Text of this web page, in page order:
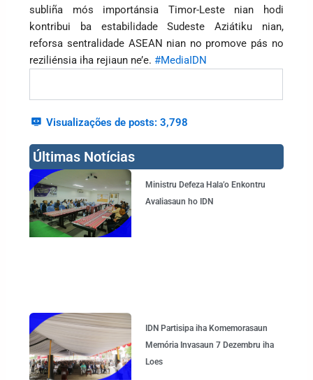
subliña mós importánsia Timor-Leste nian hodi
kontribui ba estabilidade Sudeste Aziátiku nian,
reforsa sentralidade ASEAN nian no promove pás no
reziliénsia iha rejiaun ne’e.#MediaIDN
Visualizações de posts: 3,798
Últimas Notícias
Ministru Defeza Hala’o Enkontru
Avaliasaun ho IDN
IDN Partisipa iha Komemorasaun
Memória Invasaun 7 Dezembru iha
Loes
Page